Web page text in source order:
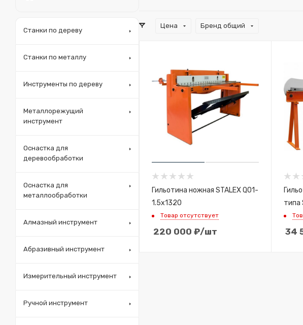
Цена Бренд общий
Гильотина ножная STALEX Q01-
1.5х1320
Товар отсутствует
220 000 ₽/шт
типа
34
Станки по дереву
Станки по металлу
Инструменты по дереву
Металлорежущий
инструмент
Оснастка для
деревообработки
Оснастка для
металлообработки
Алмазный инструмент
Абразивный инструмент
Измерительный инструмент
Ручной инструмент